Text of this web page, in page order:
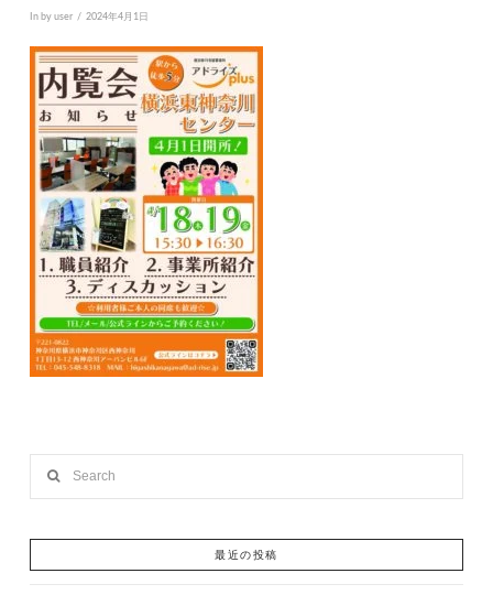
In by user 2024年4月1日
最近の投稿